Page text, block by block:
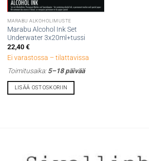
MARABU ALKOHOLIMUSTE
Marabu Alcohol Ink Set
Underwater 3x20ml+tussi
22,40€
Ei varastossa – tilattavissa
Toimitusaika:5–18 päivää
LISÄÄ OSTOSKORIIN